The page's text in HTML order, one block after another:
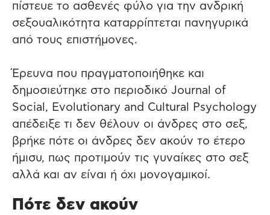
πίστευε το ασθενές φύλο για την ανδρική
σεξουαλικότητα καταρρίπτεται πανηγυρικά
από τους επιστήμονες.
Έρευνα που πραγματοποιήθηκε και
δημοσιεύτηκε στο περιοδικό Journal of
Social, Evolutionary and Cultural Psychology
απέδειξε τι δεν θέλουν οι άνδρες στο σεξ,
βρήκε πότε οι άνδρες δεν ακούν το έτερο
ήμισυ, πως προτιμούν τις γυναίκες στο σεξ
αλλά και αν είναι ή όχι μονογαμικοί.
Πότε δεν ακούν